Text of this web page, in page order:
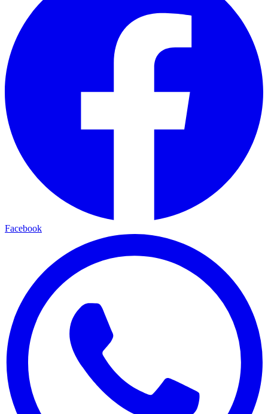
Facebook